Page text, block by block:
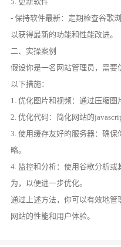
- 保持软件最新：定期检查谷歌
以获得最新的功能和性能改进。
二、实操案例
假设你是一名网站管理员，需
以下措施：
1. 优化图片和视频：通过压缩图
2. 优化代码：简化网站的
3. 使用缓存友好的服务器：确
略。
4. 监控和分析：使用谷歌分析
为，以便进一步优化。
通过上述方法，你可以有效地
网站的性能和用户体验。